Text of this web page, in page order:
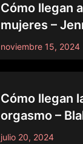
Cómo llegan
mujeres –
noviembre 15, 2024
Cómo llegan
orgasmo –
julio 20, 2024